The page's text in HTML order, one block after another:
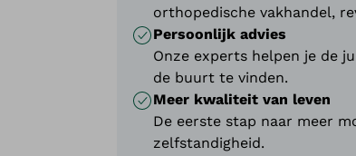
orthopedische vakhandel,
Persoonlijk advies
Onze experts helpen je de
de buurt te vinden.
Meer kwaliteit van leven
De eerste stap naar meer
zelfstandigheid.